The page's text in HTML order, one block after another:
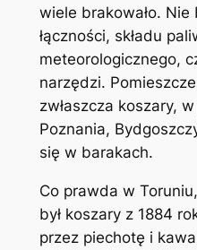
wiele brakowało. Nie
łączności, składu
meteorologicznego,
narzędzi.
zwłaszcza koszary,
Poznania,
się w barakach.
Co prawda w
był koszary z 1884
przez piechotę i